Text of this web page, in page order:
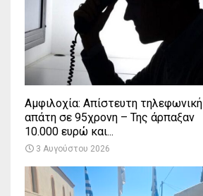
Αμφιλοχία: Απίστευτη τηλεφωνική
απάτη σε 95χρονη – Της άρπαξαν
10.000 ευρώ και...
3 Αυγούστου 2026